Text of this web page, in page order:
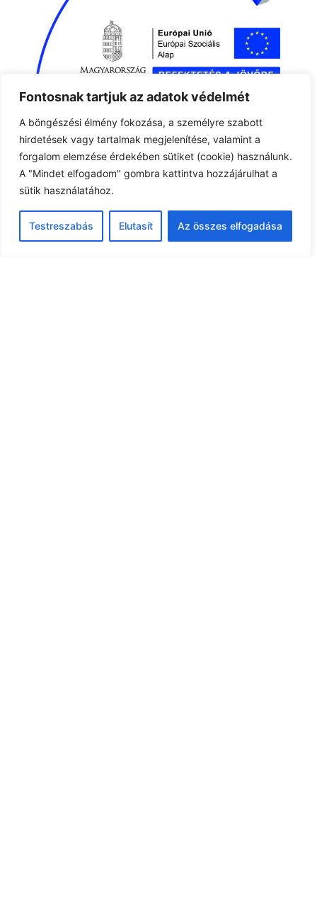
Fontosnak tartjuk az adatok védelmét
A böngészési élmény fokozása, a személyre szabott
hirdetések vagy tartalmak megjelenítése, valamint a
forgalom elemzése érdekében sütiket (cookie) használunk.
A "Mindet elfogadom" gombra kattintva hozzájárulhat a
sütik használatához.
Testreszabás Elutasít Az összes elfogadása